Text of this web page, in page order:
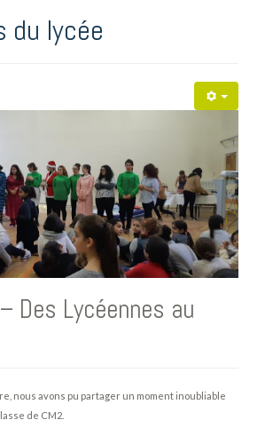
du lycée
Des Lycéennes au
nous avons pu partager un moment inoubliable
de CM2.